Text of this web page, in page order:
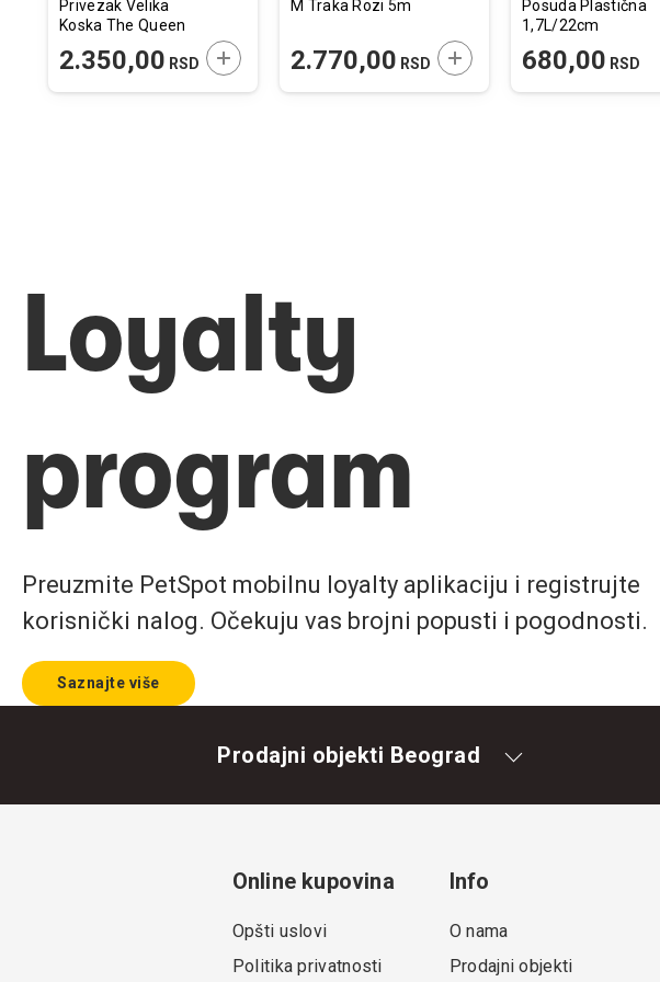
U KORPU
Privezak Velika
Koska The Queen
38x24mm
2.350,00 RSD DODAJTE U KORPU
M Traka Rozi 5m
2.770,00 RSD DODAJTE U KORPU
Posuda Plastična
1,7L/22cm
680,00 RSD
Loyalty
program
Preuzmite PetSpot mobilnu loyalty aplikaciju i registrujte
korisnički nalog. Očekuju vas brojni popusti i pogodnosti.
Saznajte više
Prodajni objekti Beograd
Online kupovina
Opšti uslovi
Politika privatnosti
Info
O nama
Prodajni objekti